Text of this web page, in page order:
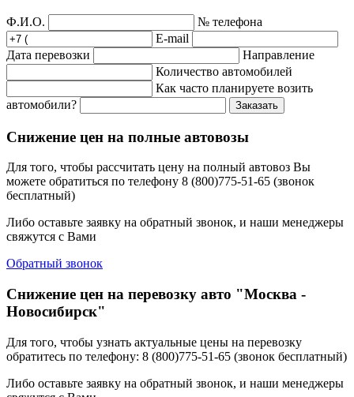
Ф.И.О.
№ телефона
E-mail
Дата перевозки
Направление
Количество автомобилей
Как часто планируете возить
автомобили?
Заказать
Снижение цен на полные автовозы
Для того, чтобы рассчитать цену на полный автовоз Вы
можете обратиться по телефону 8 (800)775-51-65 (звонок
бесплатный)
Либо оставьте заявку на обратный звонок, и наши менеджеры
свяжутся с Вами
Обратный звонок
Снижение цен на перевозку авто "Москва -
Новосибирск"
Для того, чтобы узнать актуальные цены на перевозку
обратитесь по телефону: 8 (800)775-51-65 (звонок бесплатный)
Либо оставьте заявку на обратный звонок, и наши менеджеры